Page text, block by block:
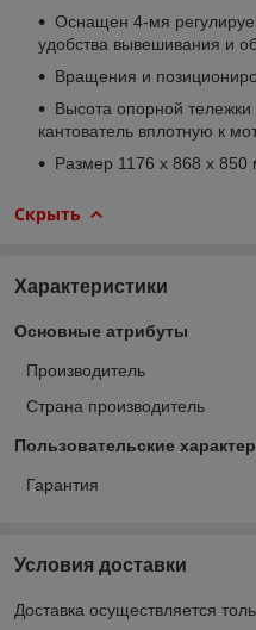
Оснащен 4-мя
удобства вывешивания и
Вращения и
Высота опорной тележки
кантователь вплотную к
Размер 1176 х 868 х 850
Скрыть
Характеристики
Основные атрибуты
Производитель
Страна производитель
Пользовательские
Гарантия
Условия доставки
Доставка осуществляется